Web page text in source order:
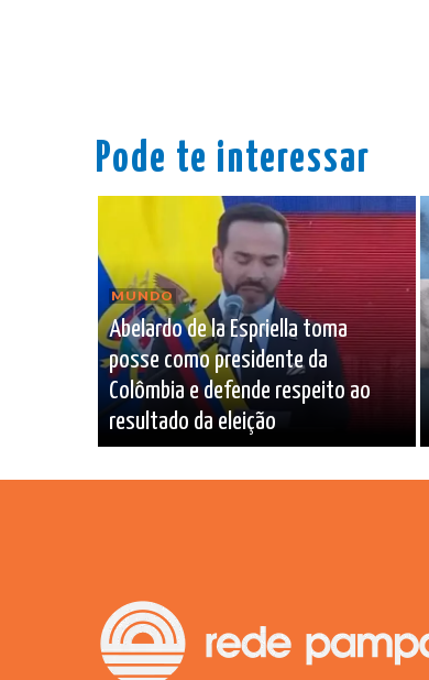
Pode te interessar
MUNDO
Abelardo de la Espriella toma
posse como presidente da
Colômbia e defende respeito ao
resultado da eleição